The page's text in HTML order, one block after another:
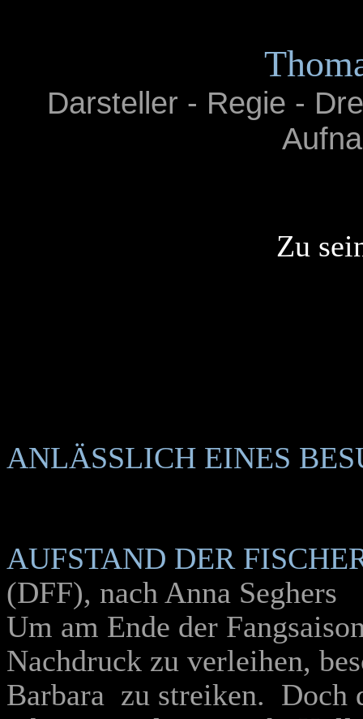
Darsteller - Regie -
Zu
ANLÄSSLICH EINES
AUFSTAND DER
(DFF), nach Anna Seghers
Um am Ende der
Nachdruck zu verleihen,
Barbara zu streiken. Doch